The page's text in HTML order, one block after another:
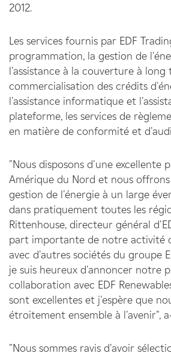
2012.
Les services fournis par EDF
programmation, la gestion de
l'assistance à la couverture à long
commercialisation des crédits
l'assistance informatique et
plateforme, les services de
en matière de conformité et
"Nous disposons d'une excellente
Amérique du Nord et nous offrons
gestion de l'énergie à un large
dans pratiquement toutes les
Rittenhouse, directeur général
part importante de notre activité
avec d'autres sociétés du groupe
je suis heureux d'annoncer notre
collaboration avec EDF
sont excellentes et j'espère que
étroitement ensemble à l'avenir",
"Nous sommes ravis d'avoir